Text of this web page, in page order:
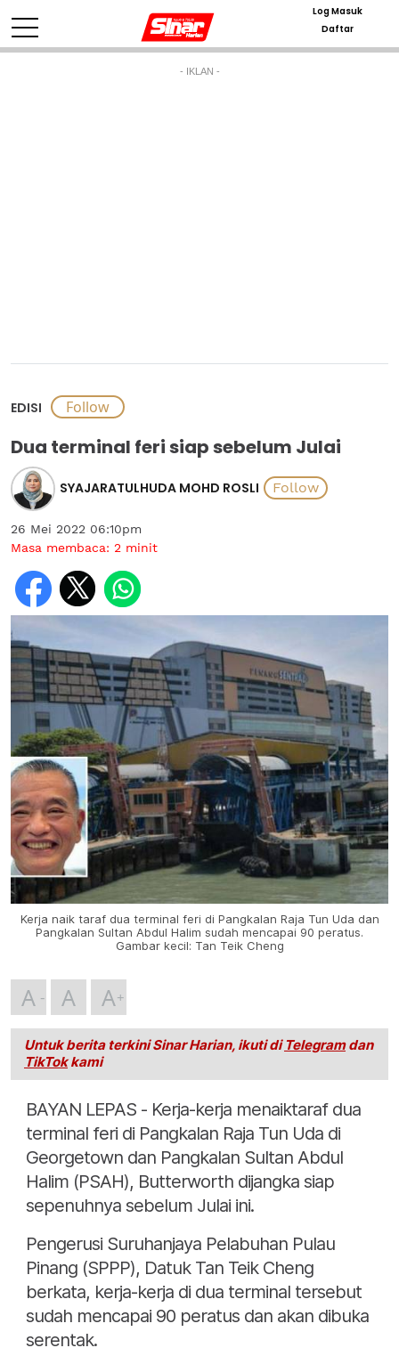
Log Masuk
Daftar
- IKLAN -
EDISI
Dua terminal feri siap sebelum Julai
SYAJARATULHUDA MOHD ROSLI
26 Mei 2022 06:10pm
Masa membaca: 2 minit
Kerja naik taraf dua terminal feri di Pangkalan Raja Tun Uda dan
Pangkalan Sultan Abdul Halim sudah mencapai 90 peratus.
Gambar kecil: Tan Teik Cheng
A A A
Untuk berita terkini Sinar Harian, ikuti di Telegramdan
TikTokkami
BAYAN LEPAS - Kerja-kerja menaiktaraf dua
terminal feri di Pangkalan Raja Tun Uda di
Georgetown dan Pangkalan Sultan Abdul
Halim (PSAH), Butterworth dijangka siap
sepenuhnya sebelum Julai ini.
Pengerusi Suruhanjaya Pelabuhan Pulau
Pinang (SPPP), Datuk Tan Teik Cheng
berkata, kerja-kerja di dua terminal tersebut
sudah mencapai 90 peratus dan akan dibuka
serentak.